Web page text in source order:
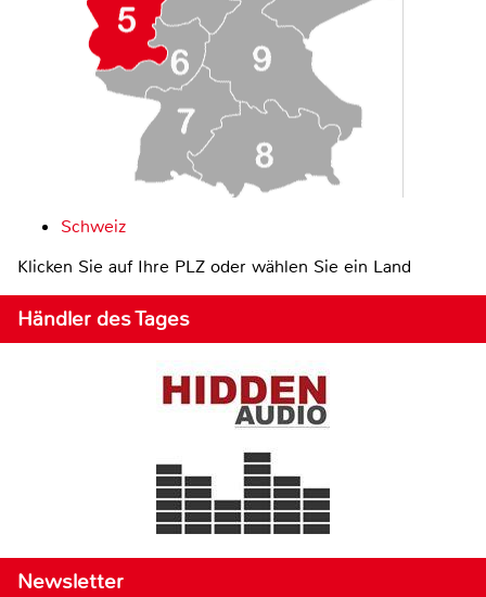
Schweiz
Klicken Sie auf Ihre PLZ oder wählen Sie ein Land
Händler des Tages
Newsletter